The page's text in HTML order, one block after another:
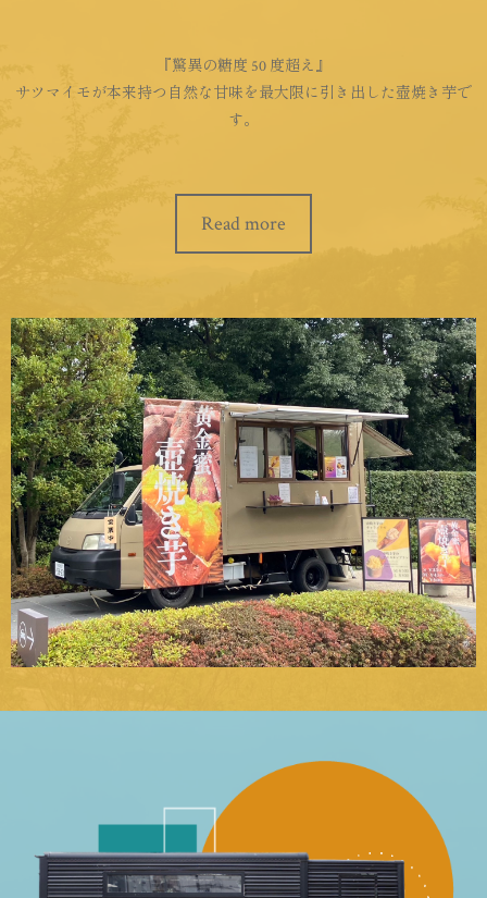
『驚異の糖度 50 度超え』
サツマイモが本来持つ自然な甘味を最大限に引き出した壺焼き芋で
す。
Read more